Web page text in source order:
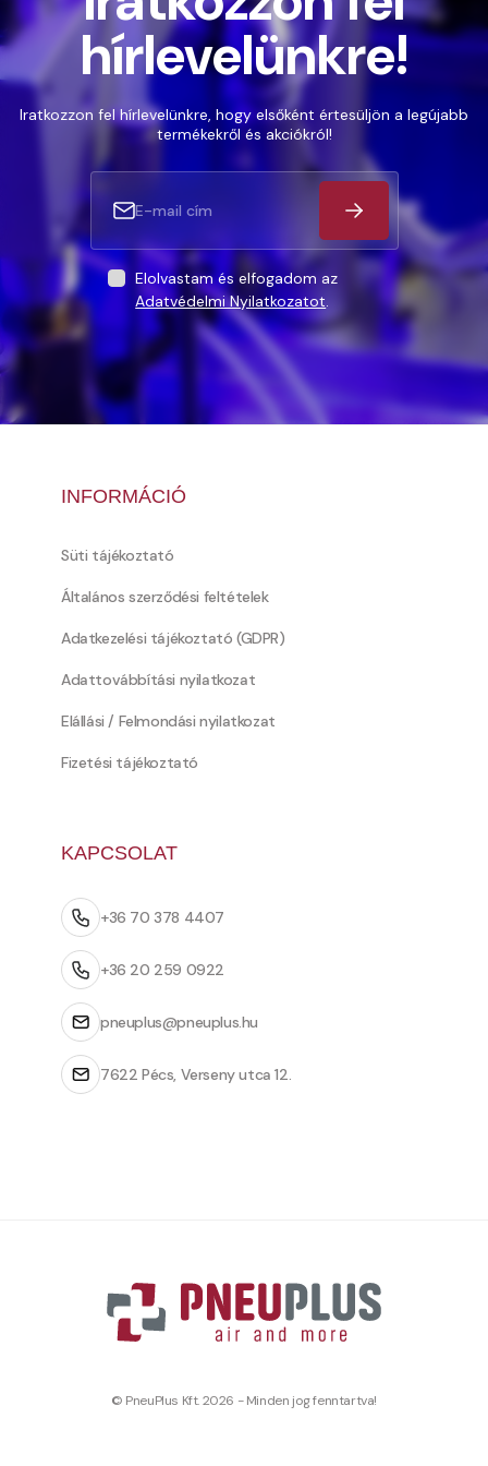
hírlevelünkre!
Iratkozzon fel hírlevelünkre, hogy elsőként értesüljön a legújabb
termékekről és akciókról!
Elolvastam és elfogadom az
Adatvédelmi Nyilatkozatot.
INFORMÁCIÓ
Süti tájékoztató
Általános szerződési feltételek
Adatkezelési tájékoztató (GDPR)
Adattovábbítási nyilatkozat
Elállási / Felmondási nyilatkozat
Fizetési tájékoztató
KAPCSOLAT
+36 70 378 4407
+36 20 259 0922
pneuplus@pneuplus.hu
7622 Pécs, Verseny utca 12.
© PneuPlus Kft. 2026 - Minden jog fenntartva!